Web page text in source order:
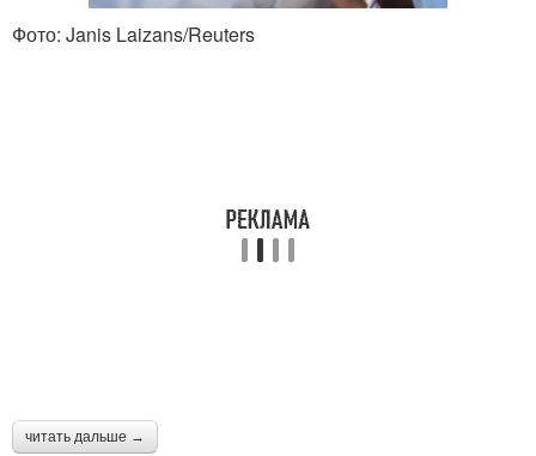
Фото: Janis Laizans/Reuters
читать дальше →